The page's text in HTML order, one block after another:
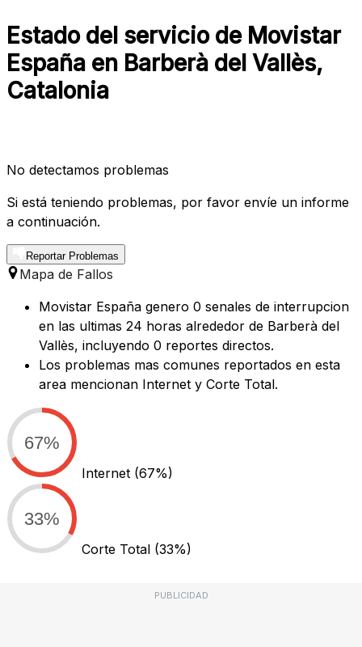
Estado del servicio de Movistar
España en Barberà del Vallès,
Catalonia
No detectamos problemas
Si está teniendo problemas, por favor envíe un informe
a continuación.
Reportar Problemas
Mapa de Fallos
Movistar España genero 0 senales de interrupcion
en las ultimas 24 horas alrededor de Barberà del
Vallès, incluyendo 0 reportes directos.
Los problemas mas comunes reportados en esta
area mencionan Internet y Corte Total.
67%
Internet (67%)
33%
Corte Total (33%)
PUBLICIDAD